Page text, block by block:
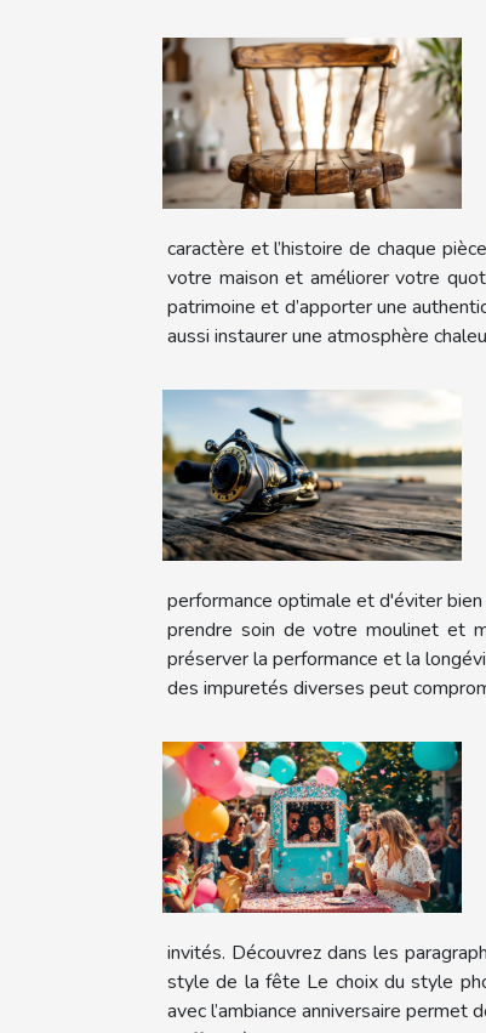
caractère et l’histoire de chaque
votre maison et améliorer votre
patrimoine et d’apporter une
aussi instaurer une atmosphère
performance optimale et d'éviter
prendre soin de votre moulinet et
préserver la performance et la
des impuretés diverses peut
invités. Découvrez dans les
style de la fête Le choix du style
avec l’ambiance anniversaire